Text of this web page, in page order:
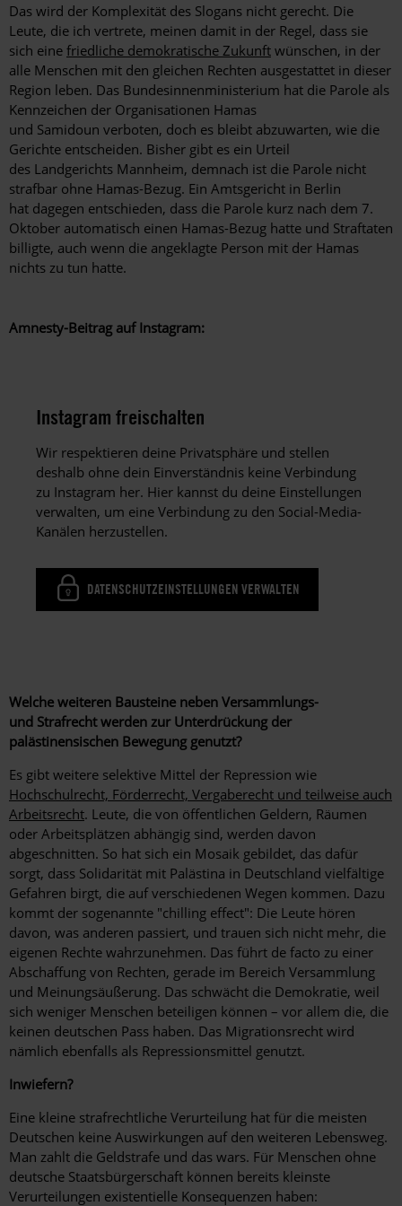
Das wird der Komplexität des Slogans nicht gerecht. Die
Leute, die ich vertrete, meinen damit in der Regel, dass sie
sich eine friedliche demokratische Zukunft wünschen, in der
alle Menschen mit den gleichen Rechten ausgestattet in dieser
Region leben. Das Bundesinnenministerium hat die Parole als
Kennzeichen der Organisationen Hamas
und Samidoun verboten, doch es bleibt abzuwarten, wie die
Gerichte entscheiden. Bisher gibt es ein Urteil
des Landgerichts Mannheim, demnach ist die Parole nicht
strafbar ohne Hamas-Bezug. Ein Amtsgericht in Berlin
hat dagegen entschieden, dass die Parole kurz nach dem 7.
Oktober automatisch einen Hamas-Bezug hatte und Straftaten
billigte, auch wenn die angeklagte Person mit der Hamas
nichts zu tun hatte.
Amnesty-Beitrag auf Instagram:
Instagram freischalten
Wir respektieren deine Privatsphäre und stellen
deshalb ohne dein Einverständnis keine Verbindung
zu Instagram her. Hier kannst du deine Einstellungen
verwalten, um eine Verbindung zu den Social-Media-
Kanälen herzustellen.
DATENSCHUTZEINSTELLUNGEN VERWALTEN
Welche weiteren Bausteine neben Versammlungs-
und Strafrecht werden zur Unterdrückung der
palästinensischen Bewegung genutzt?
Es gibt weitere selektive Mittel der Repression wie
Hochschulrecht, Förderrecht, Vergaberecht und teilweise auch
Arbeitsrecht. Leute, die von öffentlichen Geldern, Räumen
oder Arbeitsplätzen abhängig sind, werden davon
abgeschnitten. So hat sich ein Mosaik gebildet, das dafür
sorgt, dass Solidarität mit Palästina in Deutschland vielfältige
Gefahren birgt, die auf verschiedenen Wegen kommen. Dazu
kommt der sogenannte "chilling effect": Die Leute hören
davon, was anderen passiert, und trauen sich nicht mehr, die
eigenen Rechte wahrzunehmen. Das führt de facto zu einer
Abschaffung von Rechten, gerade im Bereich Versammlung
und Meinungsäußerung. Das schwächt die Demokratie, weil
sich weniger Menschen beteiligen können – vor allem die, die
keinen deutschen Pass haben. Das Migrationsrecht wird
nämlich ebenfalls als Repressionsmittel genutzt.
Inwiefern?
Eine kleine strafrechtliche Verurteilung hat für die meisten
Deutschen keine Auswirkungen auf den weiteren Lebensweg.
Man zahlt die Geldstrafe und das wars. Für Menschen ohne
deutsche Staatsbürgerschaft können bereits kleinste
Verurteilungen existentielle Konsequenzen haben: